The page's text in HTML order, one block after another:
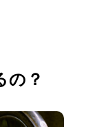
の？